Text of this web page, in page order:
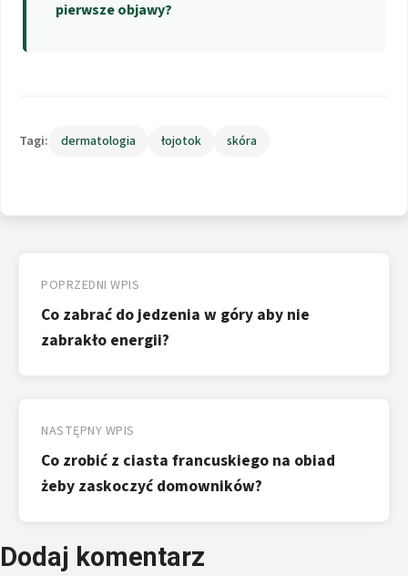
pierwsze objawy?
Tagi: dermatologia łojotok skóra
wpisu
POPRZEDNI WPIS
Co zabrać do jedzenia w góry aby nie
zabrakło energii?
NASTĘPNY WPIS
Co zrobić z ciasta francuskiego na obiad
żeby zaskoczyć domowników?
Dodaj komentarz